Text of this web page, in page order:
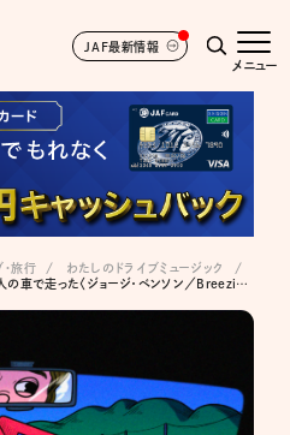
JAF最新情報
メニュー
･旅行
わたしのドライブミュージック
ピーター・バラカンが秘密の海岸まで友人の車で走った〈ジョージ・ベンソン／Breezin'〉